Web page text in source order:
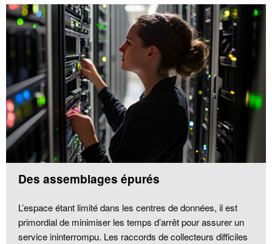
Des assemblages épurés
L’espace étant limité dans les centres de données, il est
primordial de minimiser les temps d’arrêt pour assurer un
service ininterrompu. Les raccords de collecteurs difficiles